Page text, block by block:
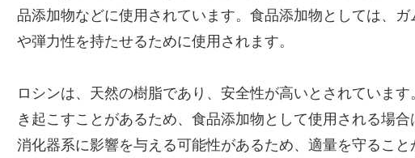
品添加物などに使用されています。食品添加物としては、
や弾力性を持たせるために使用されます。
ロシンは、天然の樹脂であり、安全性が高いとされていま
き起こすことがあるため、食品添加物として使用される場
消化器系に影響を与える可能性があるため、適量を守ること